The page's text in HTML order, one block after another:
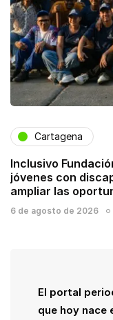
Cartagena
Inclusivo
jóvenes con
ampliar las
6 de agosto de 2026
El portal
que hoy nace